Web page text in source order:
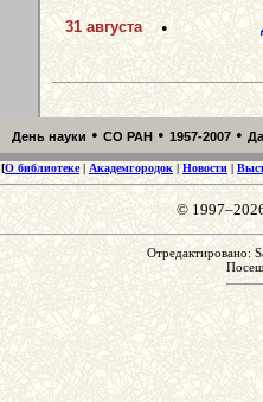
31 августа •
День науки • СО РАН • 1957-2007 •
[О библиотеке|Академгородок |Новости |
©
Отредактировано: